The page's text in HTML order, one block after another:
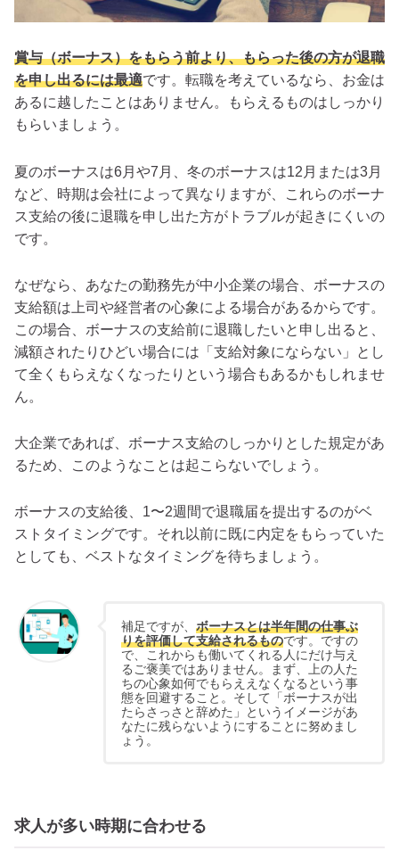
賞与（ボーナス）をもらう前より、もらった後の方が退職
を申し出るには最適です。転職を考えているなら、お金は
あるに越したことはありません。もらえるものはしっかり
もらいましょう。
夏のボーナスは6月や7月、冬のボーナスは12月または3月
など、時期は会社によって異なりますが、これらのボーナ
ス支給の後に退職を申し出た方がトラブルが起きにくいの
です。
なぜなら、あなたの勤務先が中小企業の場合、ボーナスの
支給額は上司や経営者の心象による場合があるからです。
この場合、ボーナスの支給前に退職したいと申し出ると、
減額されたりひどい場合には「支給対象にならない」とし
て全くもらえなくなったりという場合もあるかもしれませ
ん。
大企業であれば、ボーナス支給のしっかりとした規定があ
るため、このようなことは起こらないでしょう。
ボーナスの支給後、1〜2週間で退職届を提出するのがベ
ストタイミングです。それ以前に既に内定をもらっていた
としても、ベストなタイミングを待ちましょう。
補足ですが、 ボーナスとは半年間の仕事ぶ
りを評価して支給されるものです。ですの
で、これからも働いてくれる人にだけ与え
るご褒美ではありません。まず、上の人た
ちの心象如何でもらええなくなるという事
態を回避すること。そして「ボーナスが出
たらさっさと辞めた」というイメージがあ
なたに残らないようにすることに努めまし
ょう。
求人が多い時期に合わせる